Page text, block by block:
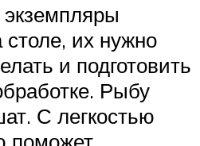
их нужно
и подготовить
Рыбу
С легкостью
поможет